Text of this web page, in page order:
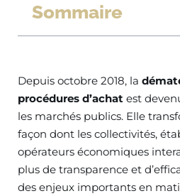
Sommaire
Depuis octobre 2018, la
procédures d’achat est
les marchés publics. Elle
façon dont les collectivités,
opérateurs économiques
plus de transparence et
des enjeux importants en